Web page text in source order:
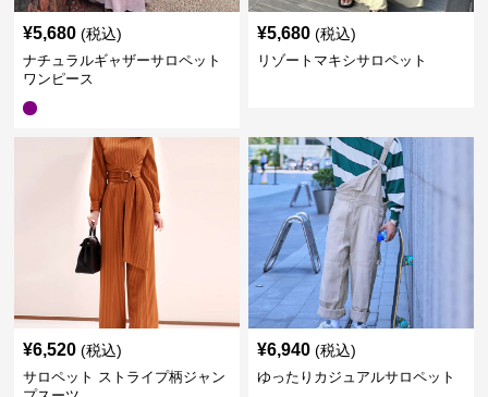
¥5,680 (税込)
ナチュラルギャザーサロペット
ワンピース
¥5,680 (税込)
リゾートマキシサロペット
¥6,520 (税込)
サロペット ストライプ柄ジャン
¥6,940 (税込)
ゆったりカジュアルサロペット